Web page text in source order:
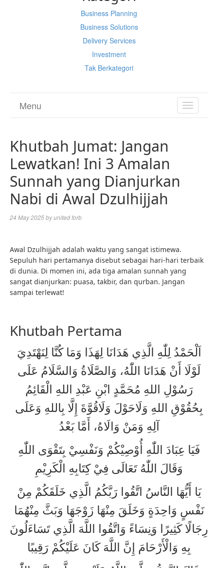
Business Planning
Business Solutions
Delivery Services
Investment
Tak Berkategori
TOGGLE
Menu
Khutbah Jumat: Jangan
Lewatkan! Ini 3 Amalan
Sunnah yang Dianjurkan
Nabi di Awal Dzulhijjah
24 May 2025byunited forb
Awal Dzulhijjah adalah waktu yang sangat istimewa.
Sepuluh hari pertamanya disebut sebagai hari-hari terbaik
di dunia. Di momen ini, ada tiga amalan sunnah yang
sangat dianjurkan: puasa, takbir, dan qurban. Jangan
sampai terlewat!
Khutbah Pertama
اَلْحَمْدُ لِلّٰهِ الَّذِي هَدَانَا لِهَذَا وَمَا كُنَّا لِنَهْتَدِيَ
لَوْلَا أَنْ هَدَانَا اللّٰهُ، وَالصَّلَاةُ وَالسَّلَامُ عَلَى
رَسُوْلِ اللهِ مُحَمَّدٍ ابْنِ عَبْدِ اللهِ الْقَائِمُ
بِحُقُوْقِ اللهِ وَلَاحَوْلَ وَلَاقُوَّةَ إِلَّا بِاللهِ وَعَلَى
آلِهِ وَمَنْ وَالَاهُ، أَمَّا بَعْدُ
فَيَا عِبَادَ اللّٰهِ أُوْصِيْكُمْ وَنَفْسِيْ بِتَقْوَى اللّٰهِ
وَقَالَ اللّٰهُ تَعَالَى فِيْ كِتَابِهِ الْكَرِيْمِ
يَا أَيُّهَا النَّاسُ اتَّقُوا رَبَّكُمُ الَّذِي خَلَقَكُمْ مِنْ
نَفْسٍ وَاحِدَةٍ وَخَلَقَ مِنْهَا زَوْجَهَا وَبَثَّ مِنْهُمَا
رِجَالًا كَثِيرًا وَنِسَاءً وَاتَّقُوا اللَّهَ الَّذِي تَسَاءَلُونَ
بِهِ وَالْأَرْحَامَ إِنَّ اللَّهَ كَانَ عَلَيْكُمْ رَقِيبًا